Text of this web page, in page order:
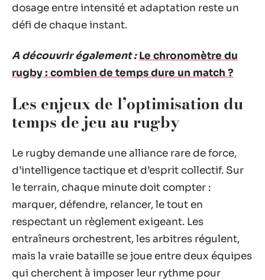
dosage entre intensité et adaptation reste un
défi de chaque instant.
A découvrir également : Le chronomètre du
rugby : combien de temps dure un match ?
Les enjeux de l’optimisation du
temps de jeu au rugby
Le rugby demande une alliance rare de force,
d’intelligence tactique et d’esprit collectif. Sur
le terrain, chaque minute doit compter :
marquer, défendre, relancer, le tout en
respectant un règlement exigeant. Les
entraîneurs orchestrent, les arbitres régulent,
mais la vraie bataille se joue entre deux équipes
qui cherchent à imposer leur rythme pour